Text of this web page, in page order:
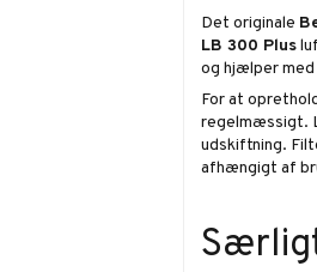
Det originale
LB 300 Plus
og hjælper
For at
regelmæssigt.
udskiftning.
afhængigt af